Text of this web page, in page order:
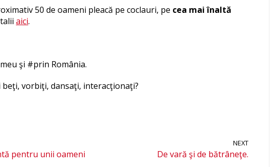
50 de oameni pleacă pe coclauri, pe cea mai înaltă
aici.
şi #prin România.
beţi, vorbiţi, dansaţi, interacţionaţi?
pentru unii oameni
NEXT
De vară şi de bătrâneţe.